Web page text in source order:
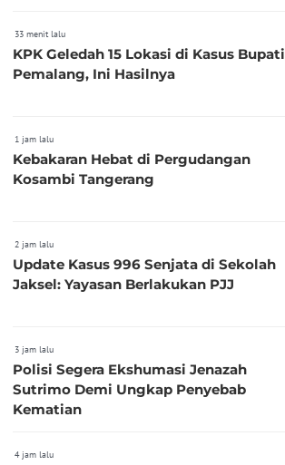
33 menit lalu
KPK Geledah 15 Lokasi di Kasus Bupati
Pemalang, Ini Hasilnya
1 jam lalu
Kebakaran Hebat di Pergudangan
Kosambi Tangerang
2 jam lalu
Update Kasus 996 Senjata di Sekolah
Jaksel: Yayasan Berlakukan PJJ
3 jam lalu
Polisi Segera Ekshumasi Jenazah
Sutrimo Demi Ungkap Penyebab
Kematian
4 jam lalu